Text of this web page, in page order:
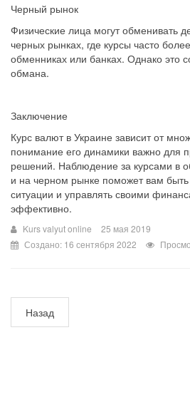
Черный рынок
Физические лица могут обменивать
черных рынках, где курсы часто
обменниках или банках. Однако это
обмана.
Заключение
Курс валют в Украине зависит от
понимание его динамики важно для
решений. Наблюдение за курсами в
и на черном рынке поможет вам быть
ситуации и управлять своими
эффективно.
Kurs valyut online
25 мая 2019
Создано: 16 сентября 2022
Назад